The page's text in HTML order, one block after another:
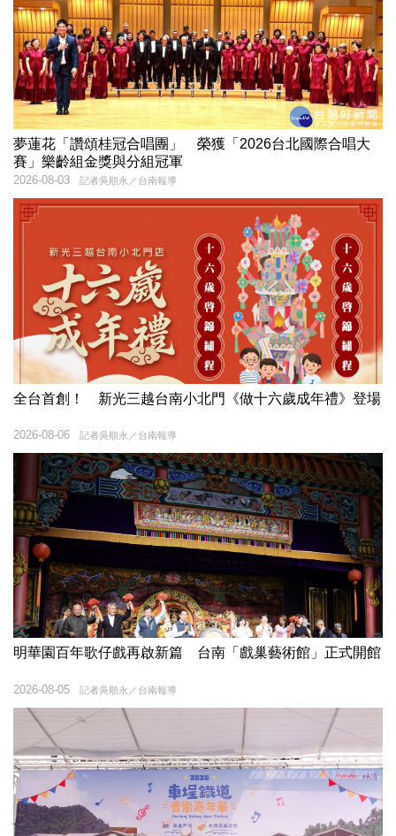
夢蓮花「讚頌桂冠合唱團」 榮獲「2026台北國際合唱大
賽」樂齡組金獎與分組冠軍
記者吳順永／台南報導
2026-08-03
全台首創！ 新光三越台南小北門《做十六歲成年禮》登場
記者吳順永／台南報導
2026-08-06
明華園百年歌仔戲再啟新篇 台南「戲巢藝術館」正式開館
記者吳順永／台南報導
2026-08-05